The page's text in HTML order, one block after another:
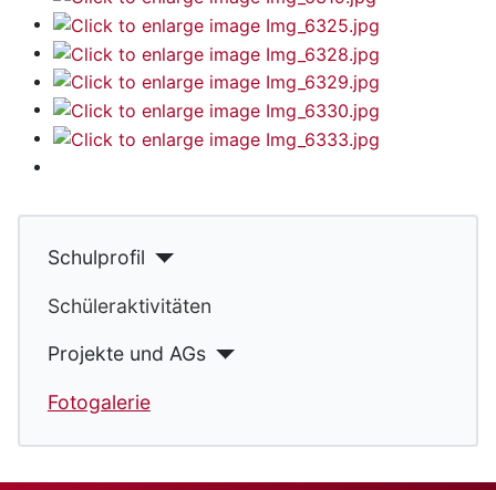
Schulprofil
Schüleraktivitäten
Projekte und AGs
Fotogalerie